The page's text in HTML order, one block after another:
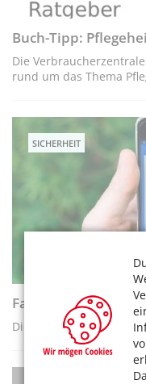
Buch-Tipp:
Die
rund um das Thema
SICHERHEIT
Falsche QR-Codes
Die Stadt Köln warnt